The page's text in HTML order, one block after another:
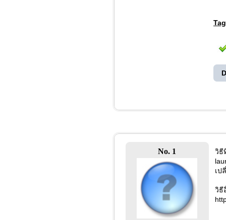
Tag
No. 1
วิธี
เป
วิธี